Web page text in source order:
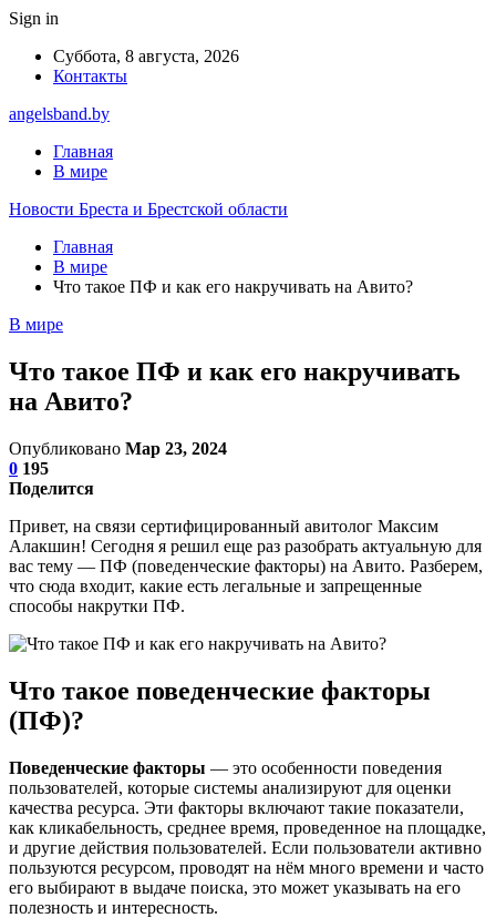
Sign in
Суббота, 8 августа, 2026
Контакты
angelsband.by
Главная
В мире
Новости Бреста и Брестской области
Главная
В мире
Что такое ПФ и как его накручивать на Авито?
В мире
Что такое ПФ и как его накручивать
на Авито?
Опубликовано Мар 23, 2024
0 195
Поделится
Привет, на связи сертифицированный авитолог Максим
Алакшин! Сегодня я решил еще раз разобрать актуальную для
вас тему — ПФ (поведенческие факторы) на Авито. Разберем,
что сюда входит, какие есть легальные и запрещенные
способы накрутки ПФ.
Что такое поведенческие факторы
(ПФ)?
Поведенческие факторы — это особенности поведения
пользователей, которые системы анализируют для оценки
качества ресурса. Эти факторы включают такие показатели,
как кликабельность, среднее время, проведенное на площадке,
и другие действия пользователей. Если пользователи активно
пользуются ресурсом, проводят на нём много времени и часто
его выбирают в выдаче поиска, это может указывать на его
полезность и интересность.